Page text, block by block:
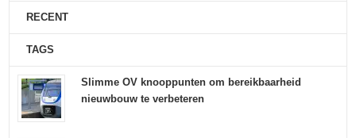
RECENT
TAGS
Slimme OV knooppunten om bereikbaarheid
nieuwbouw te verbeteren